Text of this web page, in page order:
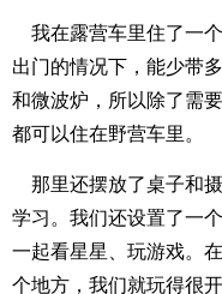
我在露营车里住了一
出门的情况下，能少带
和微波炉，所以除了需
都可以住在野营车里。
那里还摆放了桌子和
学习。我们还设置了一
一起看星星、玩游戏。
个地方，我们就玩得很